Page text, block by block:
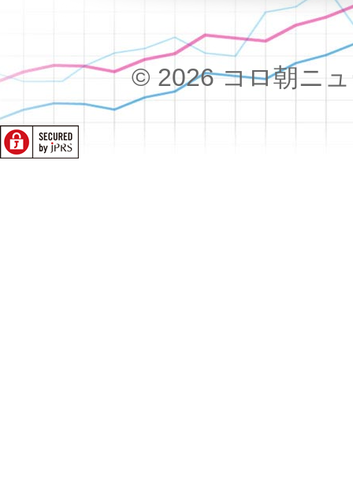
© 2026 コロ朝ニ